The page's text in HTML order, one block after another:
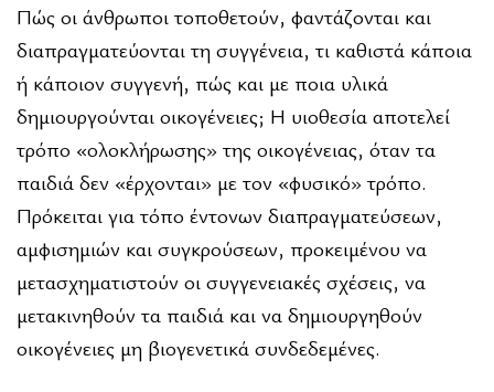
Πώς οι άνθρωποι τοποθετούν, φαντάζονται και
διαπραγματεύονται τη συγγένεια, τι καθιστά κάποια
ή κάποιον συγγενή, πώς και με ποια υλικά
δημιουργούνται οικογένειες; Η υιοθεσία αποτελεί
τρόπο «ολοκλήρωσης» της οικογένειας, όταν τα
παιδιά δεν «έρχονται» με τον «φυσικό» τρόπο.
Πρόκειται για τόπο έντονων διαπραγματεύσεων,
αμφισημιών και συγκρούσεων, προκειμένου να
μετασχηματιστούν οι συγγενειακές σχέσεις, να
μετακινηθούν τα παιδιά και να δημιουργηθούν
οικογένειες μη βιογενετικά συνδεδεμένες.